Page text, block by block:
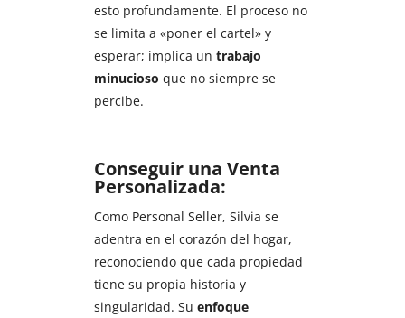
esto profundamente. El proceso no
se limita a «poner el cartel» y
esperar; implica un trabajo
minucioso que no siempre se
percibe.
Conseguir una Venta
Personalizada:
Como Personal Seller, Silvia se
adentra en el corazón del hogar,
reconociendo que cada propiedad
tiene su propia historia y
singularidad. Su enfoque